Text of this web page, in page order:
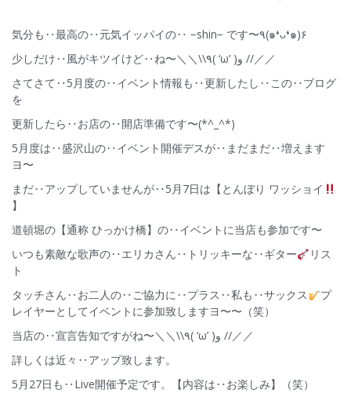
気分も‥最高の‥元気イッパイの‥ −shin− です〜٩(๑❛ᴗ❛๑)۶
少しだけ‥風がキツイけど‥ね〜＼＼\\٩( ‘ω’ )و //／／
さてさて‥5月度の‥イベント情報も‥更新したし‥この‥ブログ
を
更新したら‥お店の‥開店準備です〜(*^_^*)
5月度は‥盛沢山の‥イベント開催デスが‥まだまだ‥増えます
ヨ〜
まだ‥アップしていませんが‥5月7日は【とんぼり ワッショイ
】
道頓堀の【通称 ひっかけ橋】の‥イベントに当店も参加です〜
いつも素敵な歌声の‥エリカさん‥トリッキーな‥ギター
リス
ト
タッチさん‥お二人の‥ご協力に‥プラス‥私も‥サックス
プ
レイヤーとしてイベントに参加致しますヨ〜〜（笑）
当店の‥宣言告知ですがね〜＼＼\\٩( ‘ω’ )و //／／
詳しくは近々‥アップ致します。
5月27日も‥Live開催予定です。【内容は‥お楽しみ】（笑）